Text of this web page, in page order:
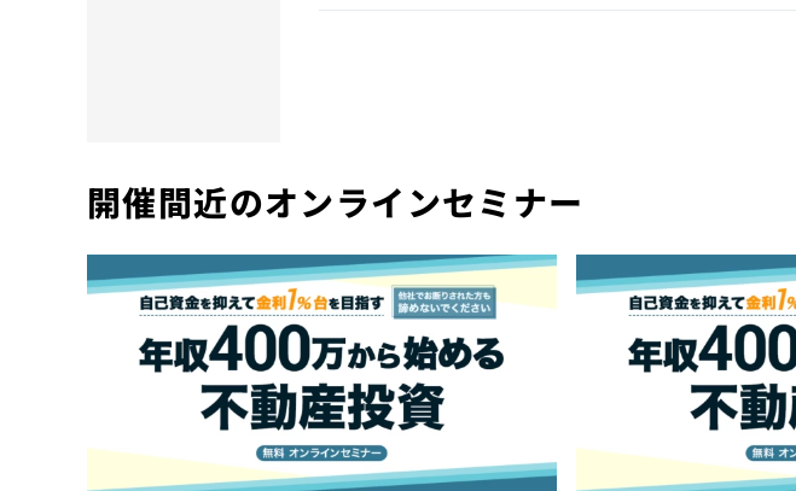
開催間近のオンラインセミナー